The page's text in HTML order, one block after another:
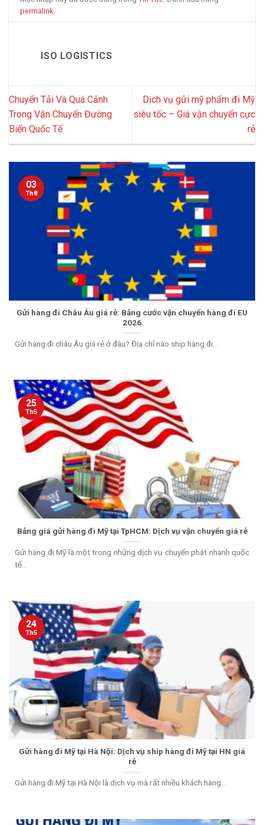
permalink
ISO LOGISTICS
Chuyển Tải Và Quá Cảnh
Trong Vận Chuyển Đường
Biển Quốc Tế
Dịch vụ gửi mỹ phẩm đi Mỹ
siêu tốc – Giá vận chuyển cực
rẻ
Gửi hàng đi Châu Âu giá rẻ: Bảng cước vận chuyển hàng đi EU
2026
Gửi hàng đi châu Âu giá rẻ ở đâu? Địa chỉ nào ship hàng đi...
03
Th8
Bảng giá gửi hàng đi Mỹ tại TpHCM: Dịch vụ vận chuyển giá rẻ
Gửi hàng đi Mỹ là một trong những dịch vụ chuyển phát nhanh quốc
tế...
25
Th5
Gửi hàng đi Mỹ tại Hà Nội: Dịch vụ ship hàng đi Mỹ tại HN giá
rẻ
Gửi hàng đi Mỹ tại Hà Nội là dịch vụ mà rất nhiều khách hàng...
24
Th5